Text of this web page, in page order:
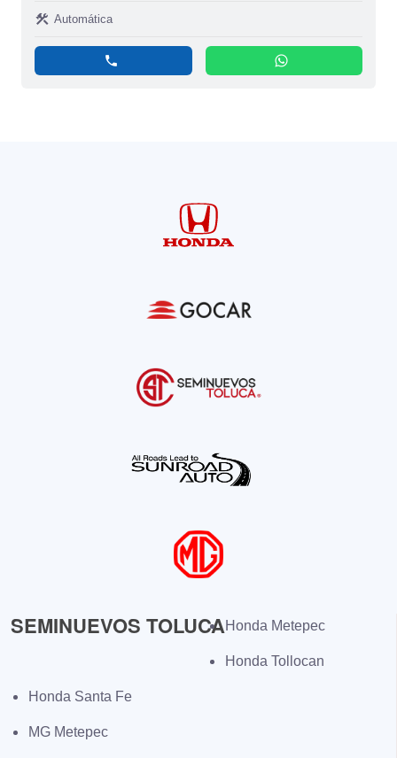
construction Automática
phone whatsapp
SEMINUEVOS TOLUCAHonda Metepec
Honda Tollocan
Honda Santa Fe
MG Metepec